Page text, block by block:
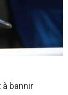
bannir